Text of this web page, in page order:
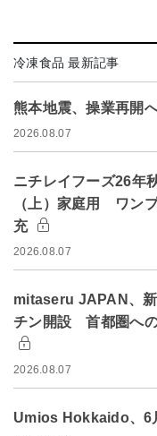
冷凍食品 最新記事
熊本地震、操業再開
2026.08.07
ニチレイフーズ26年
（上）家庭用 ワン
充
2026.08.07
mitaseru JAPAN、
チン開設 首都圏へ
2026.08.07
Umios Hokkaido、6